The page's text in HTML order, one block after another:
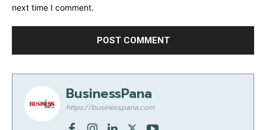
next time I comment.
BusinessPana
https://businesspana.com